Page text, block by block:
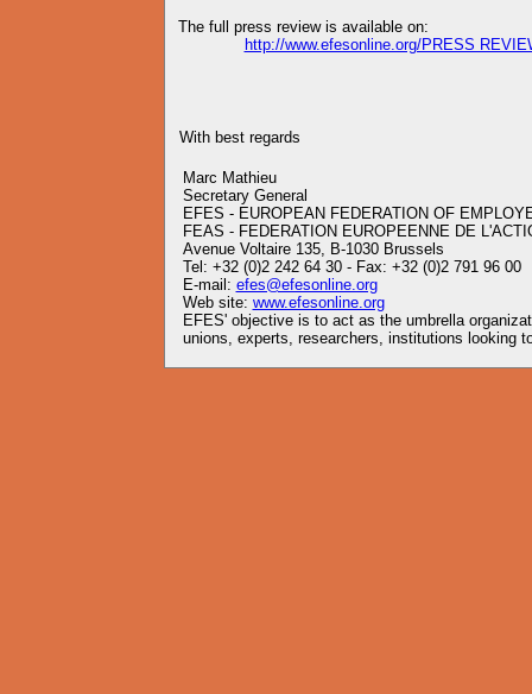
The full press review is available on:
http://www.efesonline.org/PRESS
With best regards
Marc Mathieu
Secretary General
EFES - EUROPEAN FEDERATION OF
FEAS - FEDERATION EUROPEENNE DE
Avenue Voltaire 135, B-1030 Brussels
Tel: +32 (0)2 242 64 30 - Fax: +32 (0)2 791 96 00
E-mail: efes@efesonline.org
Web site: www.efesonline.org
EFES' objective is to act as the umbrella
unions, experts, researchers, institutions looking